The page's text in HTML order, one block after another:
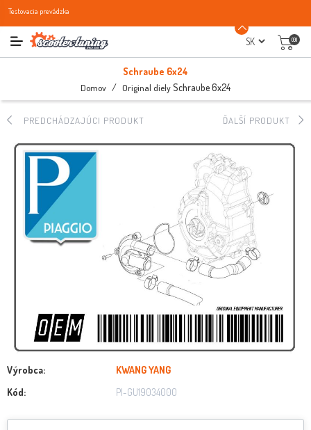
Testovacia prevádzka
(0)
Schraube 6x24
Domov / Original dielySchraube 6x24
PREDCHÁDZAJÚCI PRODUKT ĎALŠÍ PRODUKT
Výrobca:
KWANG YANG
Kód:
PI-GU19034000